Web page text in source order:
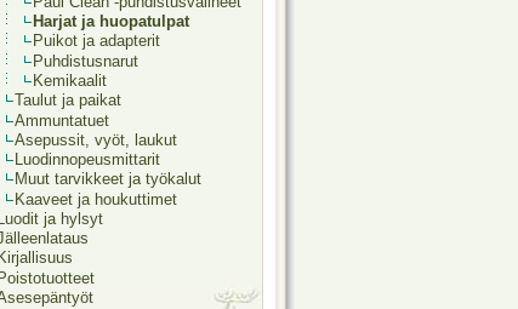
Harjat ja huopatulpat
Puikot ja adapterit
Puhdistusnarut
Kemikaalit
Taulut ja paikat
Ammuntatuet
Asepussit, vyöt, laukut
Luodinnopeusmittarit
Muut tarvikkeet ja työkalut
Kaaveet ja houkuttimet
Luodit ja hylsyt
Kirjallisuus
Poistotuotteet